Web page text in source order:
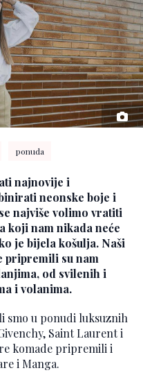
ponuda
najnovije i
neonske boje i
najviše volimo vratiti
koji nam nikada neće
je bijela košulja. Naši
pripremili su nam
od svilenih i
i volanima.
smo u ponudi luksuznih
Saint Laurent i
komade pripremili i
i Manga.